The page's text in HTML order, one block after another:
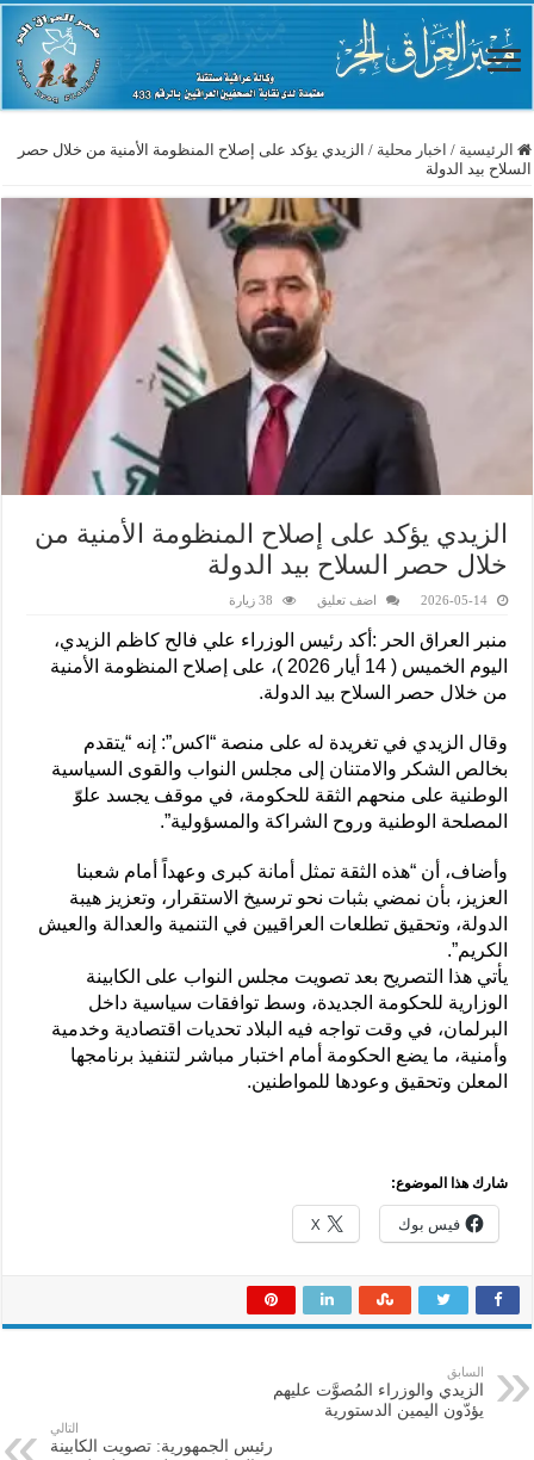
الرئيسية / اخبار محلية / الزيدي يؤكد على إصلاح المنظومة الأمنية من خلال حصر
السلاح بيد الدولة
الزيدي يؤكد على إصلاح المنظومة الأمنية من
خلال حصر السلاح بيد الدولة
2026-05-14 اضف تعليق 38 زيارة
منبر العراق الحر :أكد رئيس الوزراء علي فالح كاظم الزيدي،
اليوم الخميس ( 14 أيار 2026 )، على إصلاح المنظومة الأمنية
من خلال حصر السلاح بيد الدولة.
وقال الزيدي في تغريدة له على منصة “اكس”: إنه “يتقدم
بخالص الشكر والامتنان إلى مجلس النواب والقوى السياسية
الوطنية على منحهم الثقة للحكومة، في موقف يجسد علوّ
المصلحة الوطنية وروح الشراكة والمسؤولية”.
وأضاف، أن “هذه الثقة تمثل أمانة كبرى وعهداً أمام شعبنا
العزيز، بأن نمضي بثبات نحو ترسيخ الاستقرار، وتعزيز هيبة
الدولة، وتحقيق تطلعات العراقيين في التنمية والعدالة والعيش
الكريم”.
يأتي هذا التصريح بعد تصويت مجلس النواب على الكابينة
الوزارية للحكومة الجديدة، وسط توافقات سياسية داخل
البرلمان، في وقت تواجه فيه البلاد تحديات اقتصادية وخدمية
وأمنية، ما يضع الحكومة أمام اختبار مباشر لتنفيذ برنامجها
المعلن وتحقيق وعودها للمواطنين.
شارك هذا الموضوع:
فيس بوك X
السابق
الزيدي والوزراء المُصوَّت عليهم
يؤدّون اليمين الدستورية
التالي
رئيس الجمهورية: تصويت الكابينة